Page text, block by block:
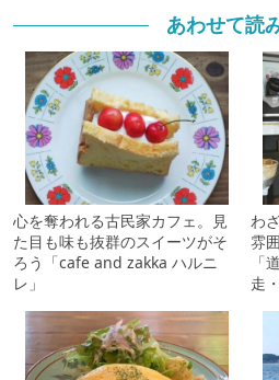
あわせて読
心を奪われる古民家カフェ。見
た目も味も抜群のスイーツがそ
ろう「cafe and zakka ハルニ
レ」
わ
雰
「
走